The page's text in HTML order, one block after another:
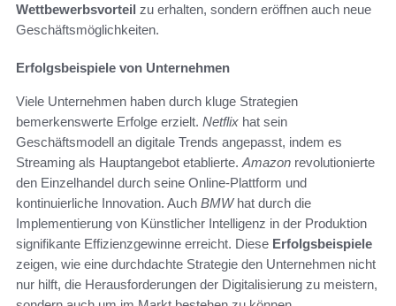
Wettbewerbsvorteil zu erhalten, sondern eröffnen auch neue
Geschäftsmöglichkeiten.
Erfolgsbeispiele von Unternehmen
Viele Unternehmen haben durch kluge Strategien
bemerkenswerte Erfolge erzielt. Netflix hat sein
Geschäftsmodell an digitale Trends angepasst, indem es
Streaming als Hauptangebot etablierte. Amazon revolutionierte
den Einzelhandel durch seine Online-Plattform und
kontinuierliche Innovation. Auch BMWhat durch die
Implementierung von Künstlicher Intelligenz in der Produktion
signifikante Effizienzgewinne erreicht. Diese Erfolgsbeispiele
zeigen, wie eine durchdachte Strategie den Unternehmen nicht
nur hilft, die Herausforderungen der Digitalisierung zu meistern,